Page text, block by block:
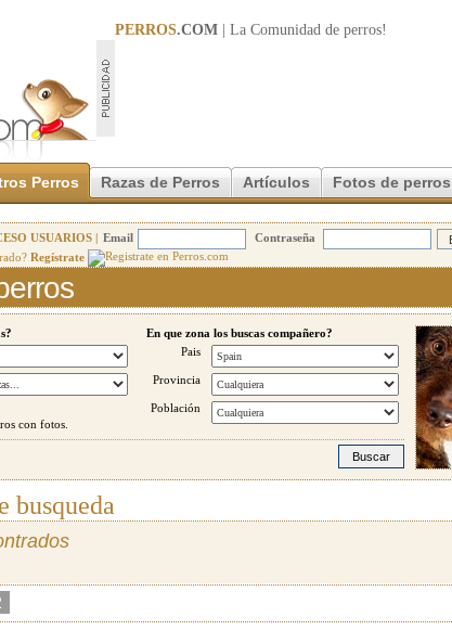
PERROS.COM | La Comunidad de perros!
Perros Razas de Perros Artículos Fotos de perros
USUARIOS | Email Contraseña
Regístrate
con fotos.
En que zona los buscas compañero?
Pais
Provincia
Población
busqueda